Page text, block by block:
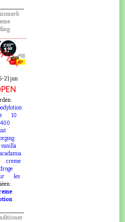
21 jun
10
400
vanilla
creme
droge
les